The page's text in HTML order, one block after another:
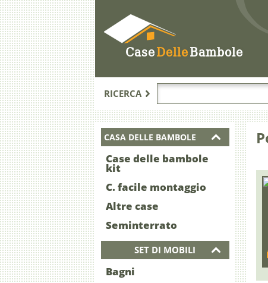
CaseDelleBambole
RICERCA
CASA DELLE BAMBOLE
Case delle bambole
kit
C. facile montaggio
Altre case
Seminterrato
SET DI MOBILI
Bagni